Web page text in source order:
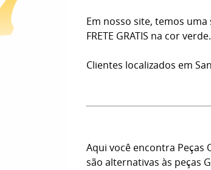
Em nosso site, temos
FRETE GRATIS na cor verde.
Clientes localizados em
Aqui você encontra Peças
são alternativas às peças